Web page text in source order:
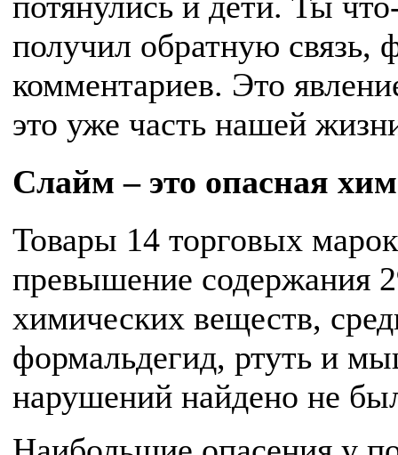
получил обратную связь,
комментариев. Это
это уже часть нашей
Слайм – это опасная
Товары 14 торговых
превышение содержания
химических веществ,
формальдегид, ртуть и
нарушений найдено не